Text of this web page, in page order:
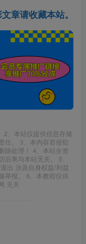
章请收藏本站。
2、本站仅提供信息存储
任。 3、本内容若侵犯
除处理！ 4、本站全资
果与本站无关。 5、
出 涉及自身权益/利益
举报。 6、本教程仅供
无关